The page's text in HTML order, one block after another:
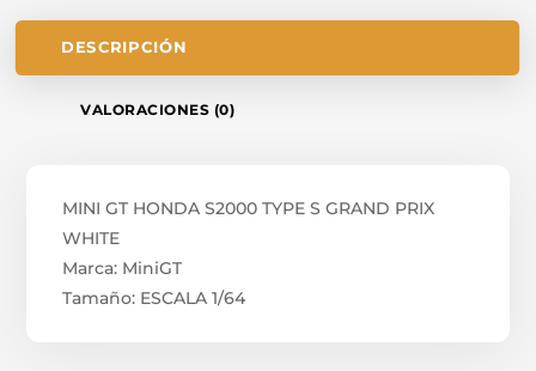
DESCRIPCIÓN
VALORACIONES (0)
MINI GT HONDA S2000 TYPE S GRAND PRIX
WHITE
Marca: MiniGT
Tamaño: ESCALA 1/64